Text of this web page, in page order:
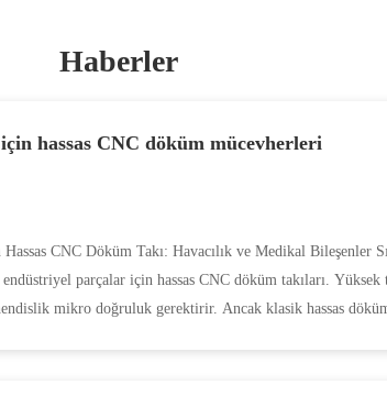
Haberler
hassas CNC döküm mücevherleri
CNC Döküm Takı: Havacılık ve Medikal Bileşenler
endüstriyel parçalar için hassas CNC döküm takıları.
mikro doğruluk gerektirir. Ancak klasik hassas